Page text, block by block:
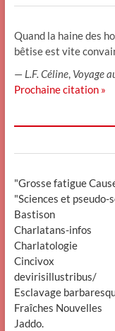
Quand la haine des
bêtise est vite
— L.F. Céline, Voyage
Prochaine citation »
"Grosse fatigue
"Sciences et pseudo-
Bastison
Charlatans-infos
Charlatologie
Cincivox
devirisillustribus/
Esclavage
Fraîches Nouvelles
Jaddo.